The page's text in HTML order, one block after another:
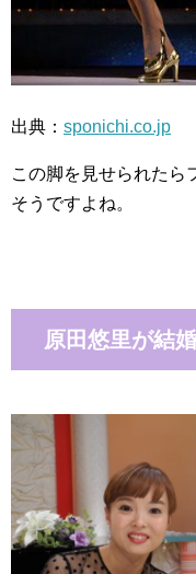
出典： sponichi.co.jp
この脚を見せられたら
そうですよね。
原田悠里が結